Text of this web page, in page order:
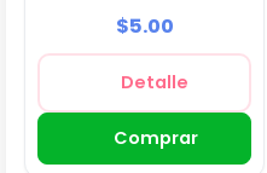
Scrapbooking
$5.00
Detalle
Comprar